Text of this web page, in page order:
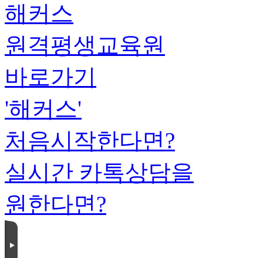
해커스
원격평생교육원
바로가기
'해커스'
처음시작한다면?
실시간 카톡상담을
원한다면?